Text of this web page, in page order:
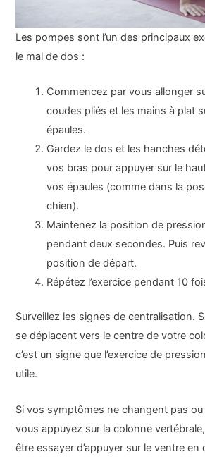
Les pompes sont l’un des principaux
le mal de dos :
Commencez par vous allonger
coudes pliés et les mains à plat
épaules.
Gardez le dos et les hanches
vos bras pour appuyer sur le
vos épaules (comme dans la
chien).
Maintenez la position de
pendant deux secondes. Puis
position de départ.
Répétez l’exercice pendant 10
Surveillez les signes de centralisation.
se déplacent vers le centre de votre
c’est un signe que l’exercice de
utile.
Si vos symptômes ne changent pas ou
vous appuyez sur la colonne
être essayer d’appuyer sur le ventre en